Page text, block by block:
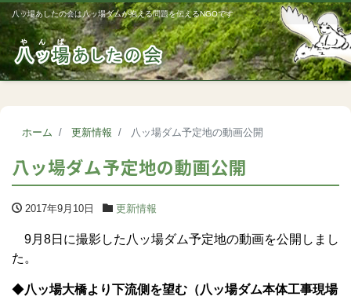
八ッ場あしたの会は八ッ場ダムが抱える問題を伝えるNGOです
ホーム 更新情報 八ッ場ダム予定地の動画公開
八ッ場ダム予定地の動画公開
2017年9月10日 更新情報
9月8日に撮影した八ッ場ダム予定地の動画を公開しまし
た。
◆八ッ場大橋より下流側を望む（八ッ場ダム本体工事現場